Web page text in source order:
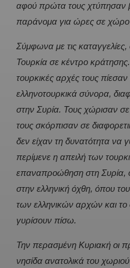
αφού πρώτα τους χτύπησαν
παράνομα για ώρες σε χώρο
Σύμφωνα με τις
Τουρκία σε κέντρο
τουρκικές αρχές τους
ελληνοτουρκικά σύνορα,
στην Συρία. Τους χώρισαν
τους σκόρπισαν σε
δεν είχαν τη δυνατότητα να
περίμενε η απειλή των
επαναπροώθηση στη Συρία,
στην ελληνική όχθη, όπου
των ελληνικών αρχών και
γυρίσουν πίσω.
Την περασμένη Κυριακή οι
νησίδα ανατολικά του